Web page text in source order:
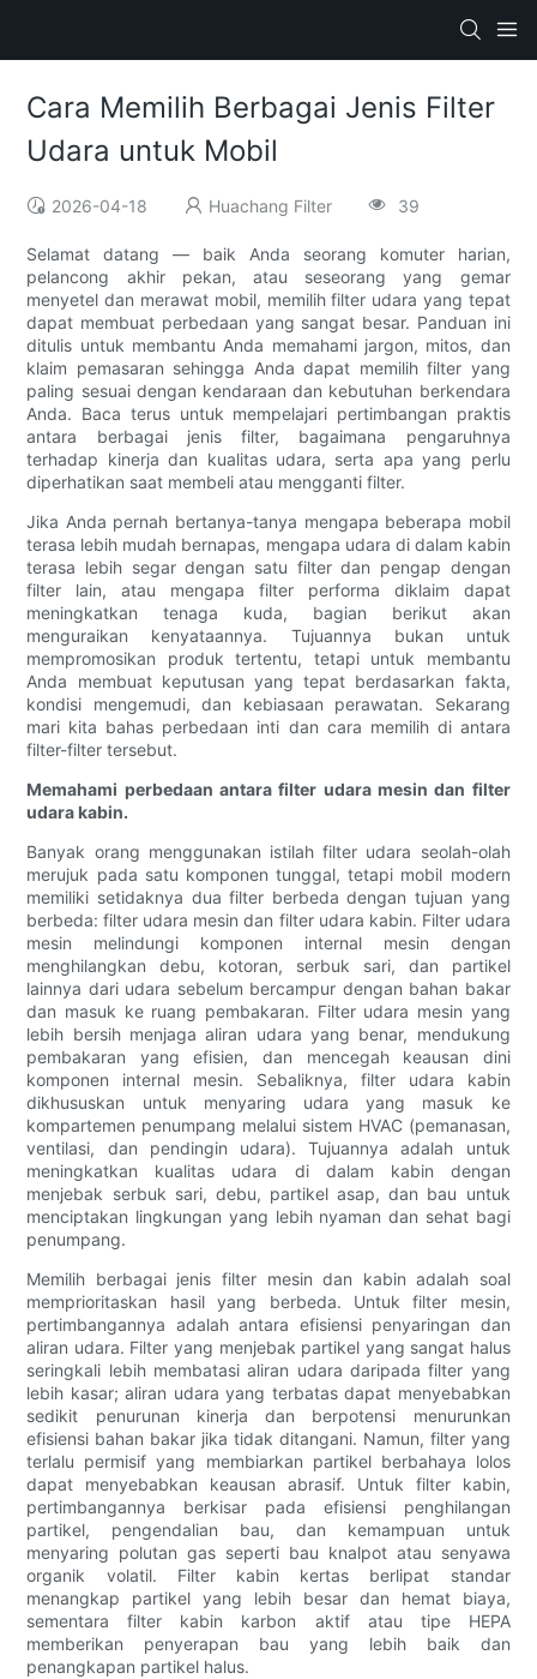
Cara Memilih Berbagai Jenis Filter
Udara untuk Mobil
2026-04-18 Huachang Filter 39
Selamat datang — baik Anda seorang komuter harian,
pelancong akhir pekan, atau seseorang yang gemar
menyetel dan merawat mobil, memilih filter udara yang tepat
dapat membuat perbedaan yang sangat besar. Panduan ini
ditulis untuk membantu Anda memahami jargon, mitos, dan
klaim pemasaran sehingga Anda dapat memilih filter yang
paling sesuai dengan kendaraan dan kebutuhan berkendara
Anda. Baca terus untuk mempelajari pertimbangan praktis
antara berbagai jenis filter, bagaimana pengaruhnya
terhadap kinerja dan kualitas udara, serta apa yang perlu
diperhatikan saat membeli atau mengganti filter.
Jika Anda pernah bertanya-tanya mengapa beberapa mobil
terasa lebih mudah bernapas, mengapa udara di dalam kabin
terasa lebih segar dengan satu filter dan pengap dengan
filter lain, atau mengapa filter performa diklaim dapat
meningkatkan tenaga kuda, bagian berikut akan
menguraikan kenyataannya. Tujuannya bukan untuk
mempromosikan produk tertentu, tetapi untuk membantu
Anda membuat keputusan yang tepat berdasarkan fakta,
kondisi mengemudi, dan kebiasaan perawatan. Sekarang
mari kita bahas perbedaan inti dan cara memilih di antara
filter-filter tersebut.
Memahami perbedaan antara filter udara mesin dan filter
udara kabin.
Banyak orang menggunakan istilah filter udara seolah-olah
merujuk pada satu komponen tunggal, tetapi mobil modern
memiliki setidaknya dua filter berbeda dengan tujuan yang
berbeda: filter udara mesin dan filter udara kabin. Filter udara
mesin melindungi komponen internal mesin dengan
menghilangkan debu, kotoran, serbuk sari, dan partikel
lainnya dari udara sebelum bercampur dengan bahan bakar
dan masuk ke ruang pembakaran. Filter udara mesin yang
lebih bersih menjaga aliran udara yang benar, mendukung
pembakaran yang efisien, dan mencegah keausan dini
komponen internal mesin. Sebaliknya, filter udara kabin
dikhususkan untuk menyaring udara yang masuk ke
kompartemen penumpang melalui sistem HVAC (pemanasan,
ventilasi, dan pendingin udara). Tujuannya adalah untuk
meningkatkan kualitas udara di dalam kabin dengan
menjebak serbuk sari, debu, partikel asap, dan bau untuk
menciptakan lingkungan yang lebih nyaman dan sehat bagi
penumpang.
Memilih berbagai jenis filter mesin dan kabin adalah soal
memprioritaskan hasil yang berbeda. Untuk filter mesin,
pertimbangannya adalah antara efisiensi penyaringan dan
aliran udara. Filter yang menjebak partikel yang sangat halus
seringkali lebih membatasi aliran udara daripada filter yang
lebih kasar; aliran udara yang terbatas dapat menyebabkan
sedikit penurunan kinerja dan berpotensi menurunkan
efisiensi bahan bakar jika tidak ditangani. Namun, filter yang
terlalu permisif yang membiarkan partikel berbahaya lolos
dapat menyebabkan keausan abrasif. Untuk filter kabin,
pertimbangannya berkisar pada efisiensi penghilangan
partikel, pengendalian bau, dan kemampuan untuk
menyaring polutan gas seperti bau knalpot atau senyawa
organik volatil. Filter kabin kertas berlipat standar
menangkap partikel yang lebih besar dan hemat biaya,
sementara filter kabin karbon aktif atau tipe HEPA
memberikan penyerapan bau yang lebih baik dan
penangkapan partikel halus.